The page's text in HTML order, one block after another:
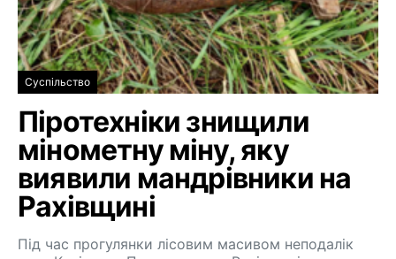
Суспільство
Піротехніки знищили
мінометну міну, яку
виявили мандрівники на
Рахівщині
Під час прогулянки лісовим масивом неподалік